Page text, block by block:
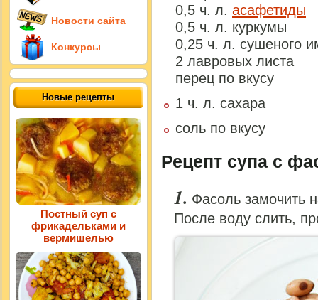
0,5 ч. л. асафетиды
0,5 ч. л. куркумы
0,25 ч. л. сушеного
2 лавровых листа
перец по вкусу
1 ч. л. сахара
соль по вкусу
Рецепт супа с
Фасоль замочить
После воду слить,
Новости сайта
Конкурсы
Новые рецепты
Постный суп с
фрикадельками и
вермишелью